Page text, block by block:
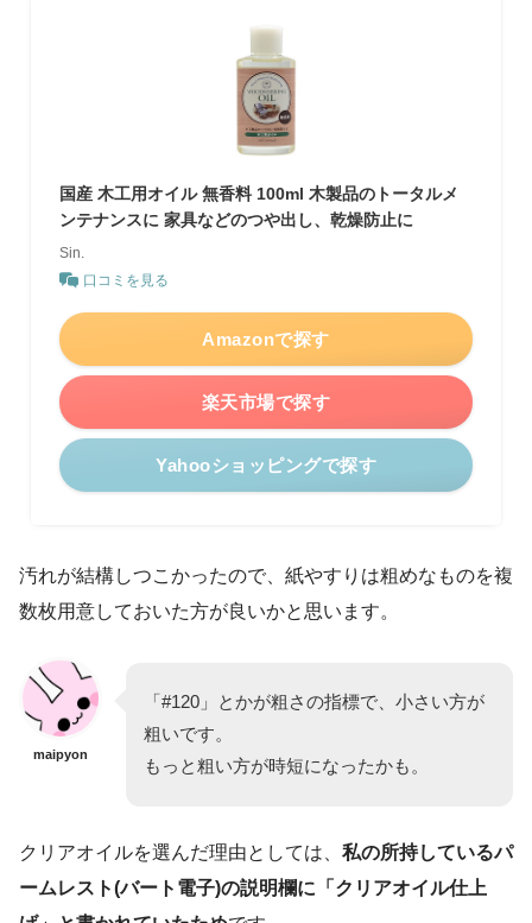
国産 木工用オイル 無香料 100ml 木製品のトータルメ
ンテナンスに 家具などのつや出し、乾燥防止に
Sin.
口コミを見る
Amazonで探す
楽天市場で探す
Yahooショッピングで探す
汚れが結構しつこかったので、紙やすりは粗めなものを複
数枚用意しておいた方が良いかと思います。
maipyon
「#120」とかが粗さの指標で、小さい方が
粗いです。
もっと粗い方が時短になったかも。
クリアオイルを選んだ理由としては、 私の所持しているパ
ームレスト(バート電子)の説明欄に「クリアオイル仕上